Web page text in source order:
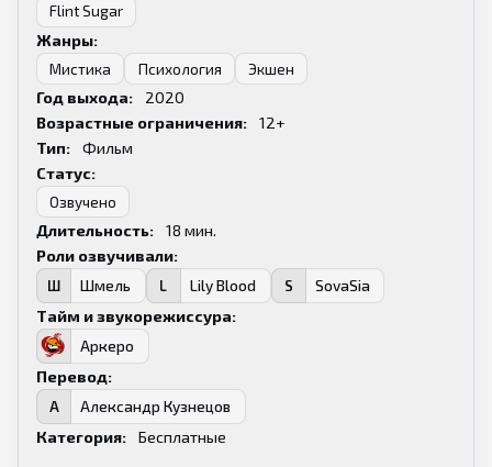
Flint Sugar
Жанры:
Мистика
Психология
Экшен
Год выхода:
2020
Возрастные ограничения:
12+
Тип:
Фильм
Статус:
Озвучено
Длительность:
18 мин.
Роли озвучивали:
Ш Шмель L Lily Blood S
SovaSia
Тайм и звукорежиссура:
А
Аркеро
Перевод:
А
Александр Кузнецов
Категория:
Бесплатные